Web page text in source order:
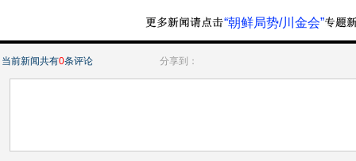
“朝鲜局势/川金会”
当前新闻共有0条评论 分享到：